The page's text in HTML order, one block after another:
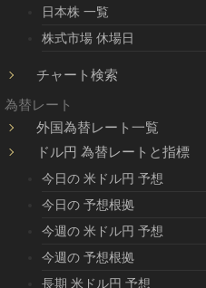
日本株 一覧
株式市場 休場日
チャート検索
為替レート
外国為替レート一覧
ドル円 為替レートと指標
今日の 米ドル円 予想
今日の 予想根拠
今週の 米ドル円 予想
今週の 予想根拠
長期 米ドル円 予想